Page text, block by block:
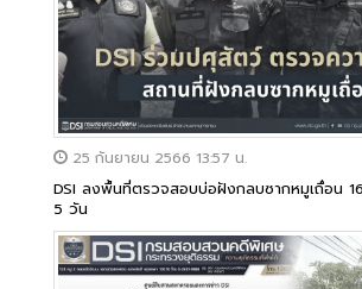
25 กันยายน 2566 13:57 น.
DSI ลงพื้นที่ตรวจสอบบ่อฝังกลบซากหมูเถื่อน
5 วัน